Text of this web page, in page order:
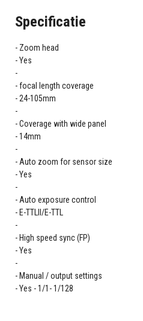
Specificatie
Zoom head
Yes
focal length coverage
24-105mm
Coverage with wide panel
14mm
Auto zoom for sensor size
Yes
Auto exposure control
E-TTLII/E-TTL
High speed sync (FP)
Yes
Manual / output settings
Yes - 1/1- 1/128